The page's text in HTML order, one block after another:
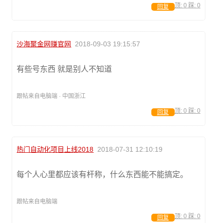
顶: 0 踩: 0
回复
沙海聚金网赚官网 2018-09-03 19:15:57
有些号东西 就是别人不知道
跟帖来自电脑端 · 中国浙江
顶: 0 踩: 0
回复
热门自动化项目上线2018 2018-07-31 12:10:19
每个人心里都应该有杆称，什么东西能不能搞定。
跟帖来自电脑端
顶: 0 踩: 0
回复